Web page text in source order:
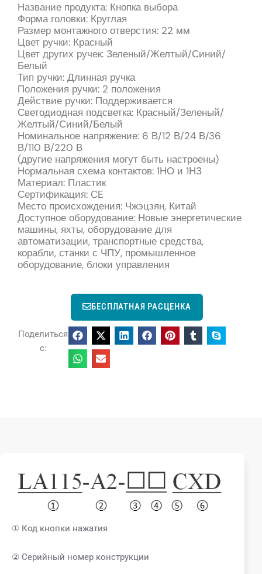
Название продукта: Кнопка выбора
Форма головки: Круглая
Размер монтажного отверстия: 22 мм
Цвет ручки: Красный
Цвет других ручек: Зеленый/Желтый/Синий/
Белый
Тип ручки: Длинная ручка
Положения ручки: 2 положения
Действие ручки: Поддерживается
Светодиодная подсветка: Красный/Зеленый/
Желтый/Синий/Белый
Номинальное напряжение: 6 В/12 В/24 В/36
В/110 В/220 В
(другие напряжения могут быть настроены)
Нормальная схема контактов: 1НО и 1НЗ
Материал: Пластик
Сертификация: CE
Место происхождения: Чжэцзян, Китай
Доступное оборудование: Новые энергетические
машины, яхты, оборудование для
автоматизации, транспортные средства,
корабли, станки с ЧПУ, промышленное
оборудование, блоки управления
БЕСПЛАТНАЯ РАСЦЕНКА
Поделиться
с:
① Код кнопки нажатия
② Серийный номер конструкции